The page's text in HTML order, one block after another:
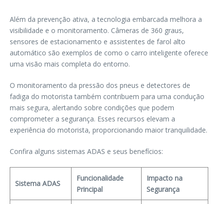
Além da prevenção ativa, a tecnologia embarcada melhora a
visibilidade e o monitoramento. Câmeras de 360 graus,
sensores de estacionamento e assistentes de farol alto
automático são exemplos de como o carro inteligente oferece
uma visão mais completa do entorno.
O monitoramento da pressão dos pneus e detectores de
fadiga do motorista também contribuem para uma condução
mais segura, alertando sobre condições que podem
comprometer a segurança. Esses recursos elevam a
experiência do motorista, proporcionando maior tranquilidade.
Confira alguns sistemas ADAS e seus benefícios:
Sistema ADAS
Funcionalidade
Principal
Impacto na
Segurança